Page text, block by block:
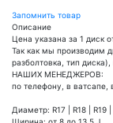
Запомнить товар
Описание
Цена указана за 1 диск
Так как мы производим
разболтовка, тип
НАШИХ МЕНЕДЖЕРОВ:
по телефону, в ватсапе,
Диаметр: R17 | R18 | R19
Ширина: от 8 до 13.5 J